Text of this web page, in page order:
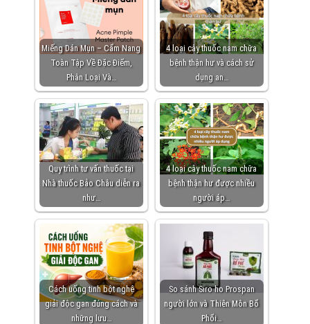
Miếng Dán Mụn – Cẩm Nang
Toàn Tập Về Đặc Điểm,
Phân Loại Và…
4 loại cây thuốc nam chữa
bệnh thận hư và cách sử
dụng an…
Quy trình tư vấn thuốc tại
Nhà thuốc Bảo Châu diễn ra
như…
4 loại cây thuốc nam chữa
bệnh thận hư được nhiều
người áp…
Cách uống tinh bột nghệ
giải độc gan đúng cách và
những lưu…
So sánh Siro ho Prospan
người lớn và Thiên Môn Bổ
Phổi…